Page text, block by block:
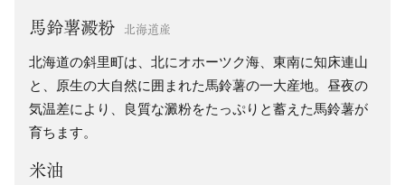
馬鈴薯澱粉 北海道産
北海道の斜里町は、北にオホーツク海、東南に知床連山
と、原生の大自然に囲まれた馬鈴薯の一大産地。昼夜の
気温差により、良質な澱粉をたっぷりと蓄えた馬鈴薯が
育ちます。
米油